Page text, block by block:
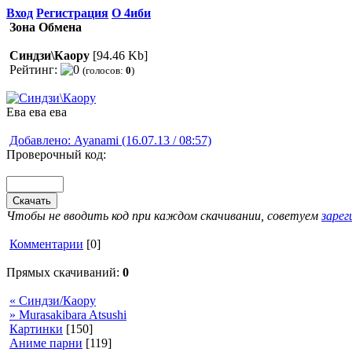
Вход Регистрация О 4иби
Зона Обмена
Синдзи\Каору [94.46 Kb]
Рейтинг:
(голосов: 0)
Ева ева ева
Добавлено: Ayanami (16.07.13 / 08:57)
Проверочный код:
Чтобы не вводить код при каждом скачивании, советуем
Комментарии [0]
Прямых скачиваний: 0
« Синдзи/Каору
» Murasakibara Atsushi
Картинки [150]
Аниме парни [119]